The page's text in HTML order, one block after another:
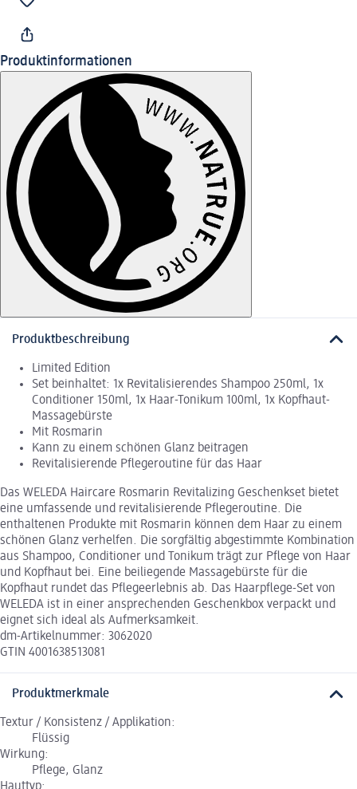
Produktinformationen
Produktbeschreibung
Limited Edition
Set beinhaltet: 1x Revitalisierendes Shampoo 250ml, 1x
Conditioner 150ml, 1x Haar-Tonikum 100ml, 1x Kopfhaut-
Massagebürste
Mit Rosmarin
Kann zu einem schönen Glanz beitragen
Revitalisierende Pflegeroutine für das Haar
Das WELEDA Haircare Rosmarin Revitalizing Geschenkset bietet
eine umfassende und revitalisierende Pflegeroutine. Die
enthaltenen Produkte mit Rosmarin können dem Haar zu einem
schönen Glanz verhelfen. Die sorgfältig abgestimmte Kombination
aus Shampoo, Conditioner und Tonikum trägt zur Pflege von Haar
und Kopfhaut bei. Eine beiliegende Massagebürste für die
Kopfhaut rundet das Pflegeerlebnis ab. Das Haarpflege-Set von
WELEDA ist in einer ansprechenden Geschenkbox verpackt und
eignet sich ideal als Aufmerksamkeit.
dm-Artikelnummer: 3062020
GTIN 4001638513081
Produktmerkmale
Textur / Konsistenz / Applikation:
Flüssig
Wirkung:
Pflege, Glanz